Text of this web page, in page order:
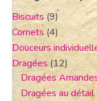
Biscuits(9)
Cornets(4)
Douceurs
Dragées(12)
Dragées
Dragées au détail